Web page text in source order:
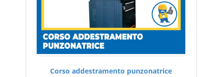
Corso addestramento punzonatrice